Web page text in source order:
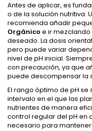
Antes de aplicar, es
o de la solución nutritiva.
recomienda añadir
Orgánico e ir
deseado. La dosis
pero puede variar
nivel de pH inicial.
con precaución, ya que
puede descompensar la
El rango óptimo de pH se
intervalo en el que las
nutrientes de manera
control regular del pH en
necesario para